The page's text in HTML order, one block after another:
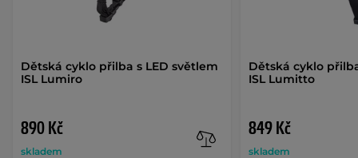
Dětská cyklo přilba s LED světlem
ISL Lumiro
890 Kč
skladem
Dětská cyklo
ISL Lumitto
849 Kč
skladem